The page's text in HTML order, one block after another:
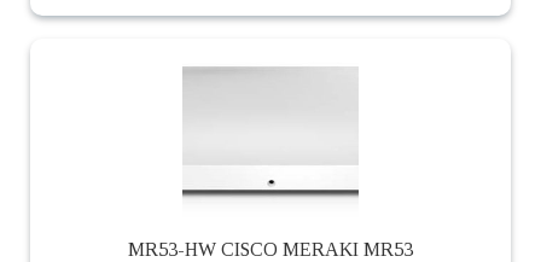
MR53-HW CISCO MERAKI MR53